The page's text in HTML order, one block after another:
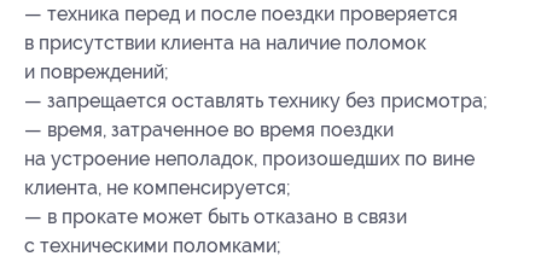
— техника перед и после поездки проверяется
в присутствии клиента на наличие поломок
и повреждений;
— запрещается оставлять технику без присмотра;
— время, затраченное во время поездки
на устроение неполадок, произошедших по вине
клиента, не компенсируется;
— в прокате может быть отказано в связи
с техническими поломками;